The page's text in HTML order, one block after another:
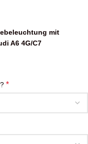
mit
A6 4G/C7
*